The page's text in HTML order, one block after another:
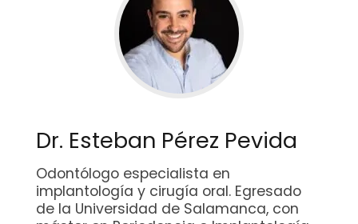
Dr. Esteban Pérez Pevida
Odontólogo especialista en
implantología y cirugía oral. Egresado
de la Universidad de Salamanca, con